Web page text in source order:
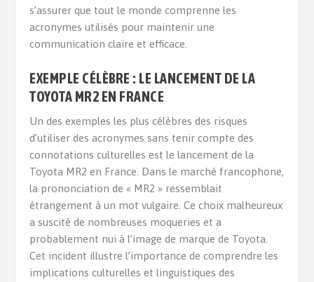
s’assurer que tout le monde comprenne les
acronymes utilisés pour maintenir une
communication claire et efficace.
EXEMPLE CÉLÈBRE : LE LANCEMENT DE LA
TOYOTA MR2 EN FRANCE
Un des exemples les plus célèbres des risques
d’utiliser des acronymes sans tenir compte des
connotations culturelles est le lancement de la
Toyota MR2 en France. Dans le marché francophone,
la prononciation de « MR2 » ressemblait
étrangement à un mot vulgaire. Ce choix malheureux
a suscité de nombreuses moqueries et a
probablement nui à l’image de marque de Toyota.
Cet incident illustre l’importance de comprendre les
implications culturelles et linguistiques des